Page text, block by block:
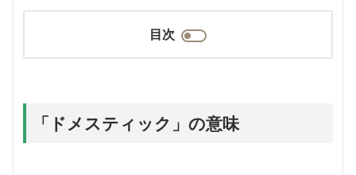
目次
「ドメスティック」の意味